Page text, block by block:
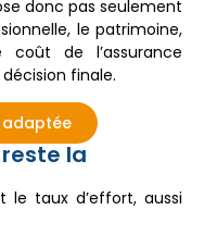
donc pas seulement
le patrimoine,
de l’assurance
finale.
adaptée
la
le taux d’effort, aussi